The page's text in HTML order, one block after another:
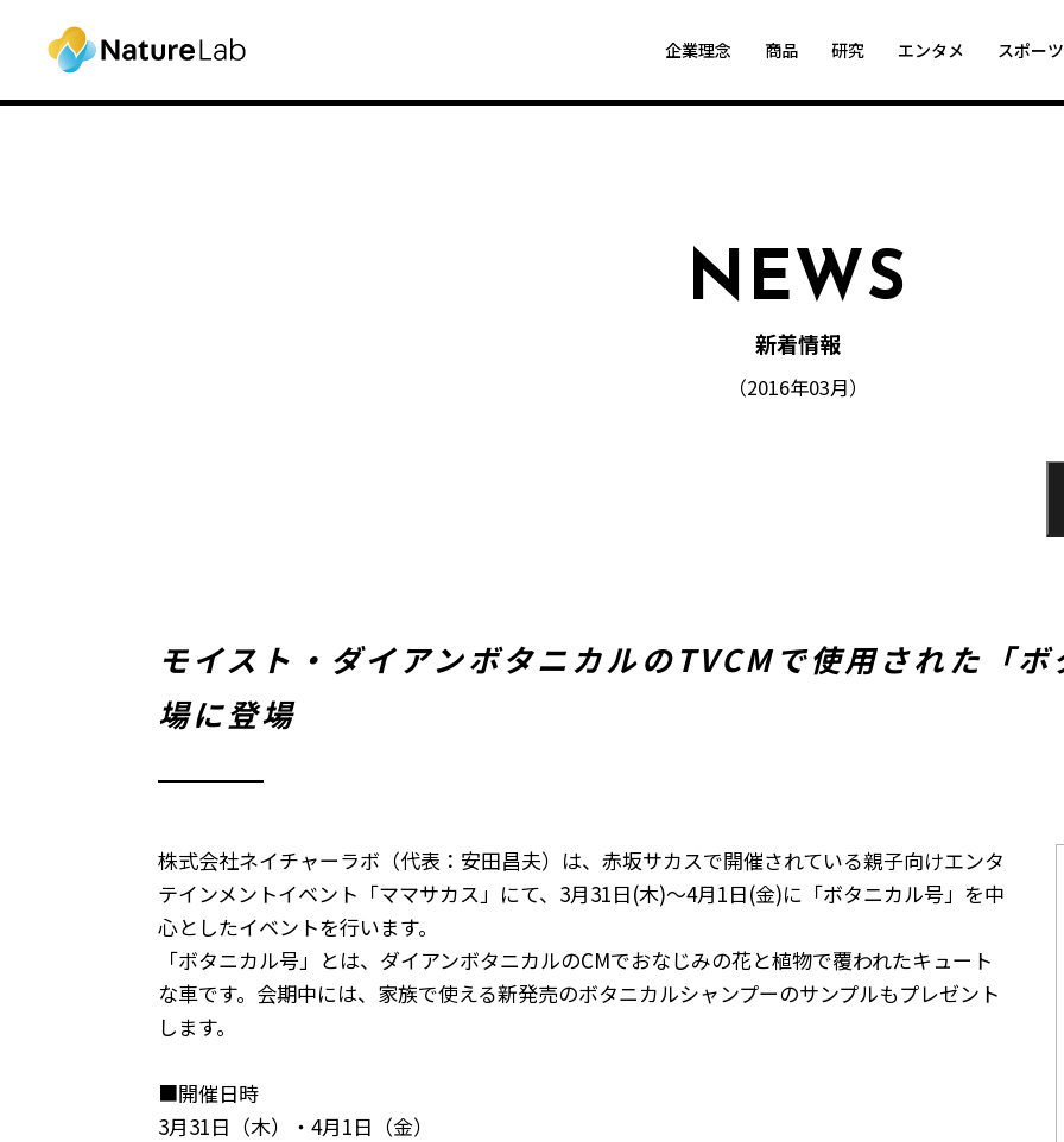
企業理念 商品 研究 エンタメ スポー
NEWS
新着情報
（2016年03月）
モイスト・ダイアンボタニカルのTVCMで使用された「
場に登場
株式会社ネイチャーラボ（代表：安田昌夫）は、赤坂サカスで開催されている親子向けエンタ
テインメントイベント「ママサカス」にて、3月31日(木)～4月1日(金)に「ボタニカル号」を中
心としたイベントを行います。
「ボタニカル号」とは、ダイアンボタニカルのCMでおなじみの花と植物で覆われたキュート
な車です。会期中には、家族で使える新発売のボタニカルシャンプーのサンプルもプレゼント
します。
■開催日時
3月31日（木）・4月1日（金）